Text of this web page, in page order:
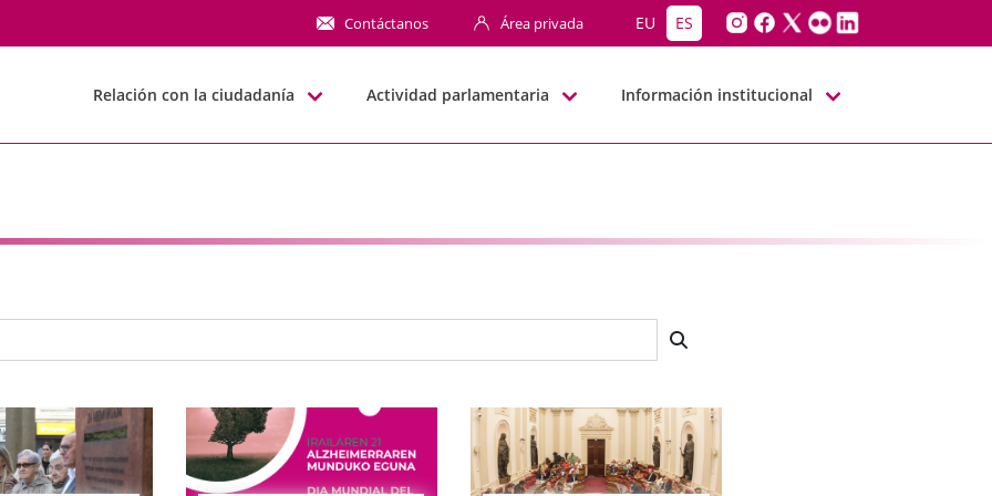
Contáctanos Área privada EU ES
Relación con la ciudadanía Actividad parlamentaria Información institucional
búsqueda